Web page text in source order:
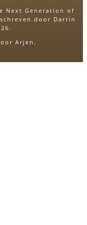
Next Generation of
door Darrin
Arjen .